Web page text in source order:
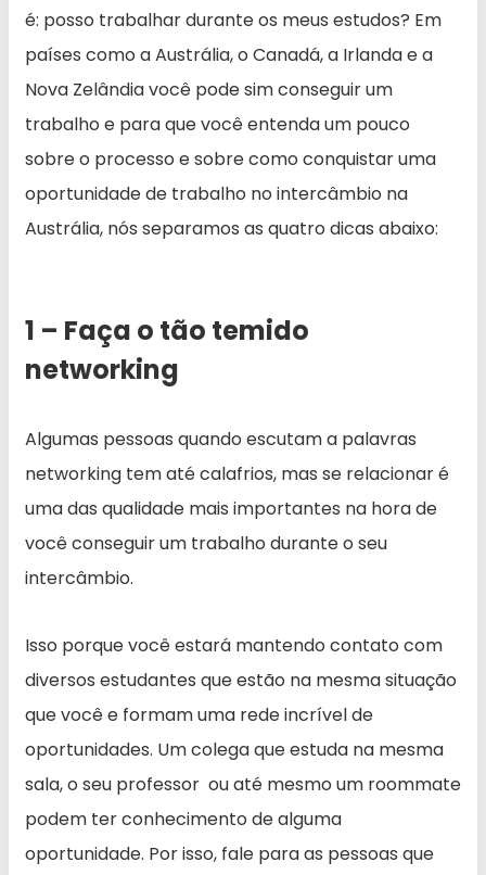
é: posso trabalhar durante os meus estudos? Em
países como a Austrália, o Canadá, a Irlanda e a
Nova Zelândia você pode sim conseguir um
trabalho e para que você entenda um pouco
sobre o processo e sobre como conquistar uma
oportunidade de trabalho no intercâmbio na
Austrália, nós separamos as quatro dicas abaixo:
1 – Faça o tão temido
networking
Algumas pessoas quando escutam a palavras
networking tem até calafrios, mas se relacionar é
uma das qualidade mais importantes na hora de
você conseguir um trabalho durante o seu
intercâmbio.
Isso porque você estará mantendo contato com
diversos estudantes que estão na mesma situação
que você e formam uma rede incrível de
oportunidades. Um colega que estuda na mesma
sala, o seu professor ou até mesmo um roommate
podem ter conhecimento de alguma
oportunidade. Por isso, fale para as pessoas que